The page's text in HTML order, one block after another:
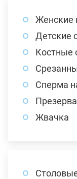
Женские
Детские
Костные
Сперма
Жвачка